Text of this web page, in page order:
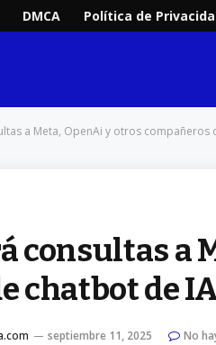
DMCA Política de
a Meta, OpenAi y otros compañeros
consultas a
chatbot de
septiembre 11, 2025 No